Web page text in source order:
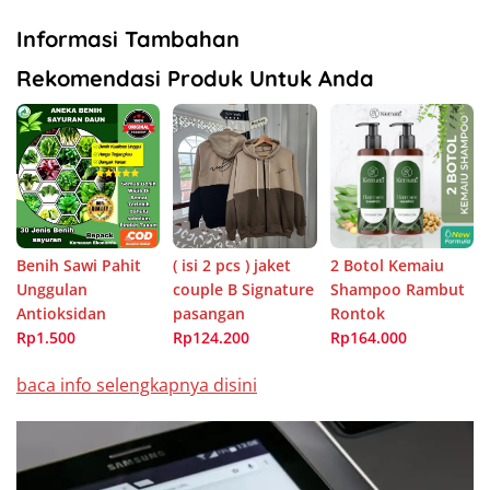
Informasi Tambahan
Rekomendasi Produk Untuk Anda
Benih Sawi Pahit
Unggulan
Antioksidan
Rp1.500
( isi 2 pcs ) jaket
couple B Signature
pasangan
Rp124.200
2 Botol Kemaiu
Shampoo Rambut
Rontok
Rp164.000
baca info selengkapnya disini